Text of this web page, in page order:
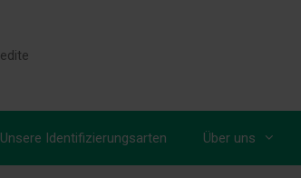
Unsere Identifizierungsarten Über uns